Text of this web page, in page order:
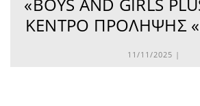
ΚΈΝΤΡΟ ΠΡΌΛΗΨΗΣ
11/11/2025 |